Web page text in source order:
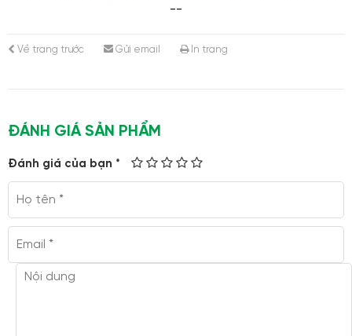
--
Về trang trước Gửi email In trang
ĐÁNH GIÁ SẢN PHẨM
Đánh giá của bạn *